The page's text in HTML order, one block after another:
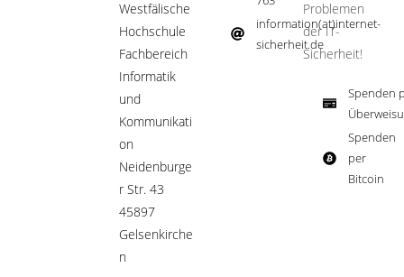
Westfälische
Hochschule
Fachbereich
Informatik
und
Kommunikati
on
Neidenburge
r Str. 43
45897
Gelsenkirche
n
information(at)internet-
sicherheit.de ​
Problemen
der IT-
Sicherheit!​
Spenden
Spenden
per
Bitcoin​